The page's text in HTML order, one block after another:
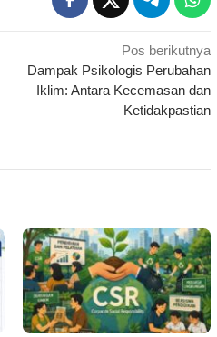
Pos berikutnya
Dampak Psikologis Perubahan
Iklim: Antara Kecemasan dan
Ketidakpastian